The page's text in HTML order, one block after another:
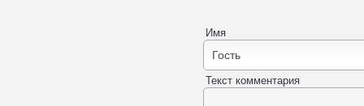
Имя
Текст комментария